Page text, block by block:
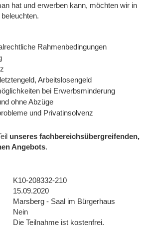
hat und erwerben kann, möchten wir in
Rahmenbedingungen
Arbeitslosengeld
bei Erwerbsminderung
ohne Abzüge
und Privatinsolvenz
unseres fachbereichsübergreifenden,
Angebots.
K10-208332-210
15.09.2020
Marsberg - Saal im Bürgerhaus
Nein
Die Teilnahme ist kostenfrei.